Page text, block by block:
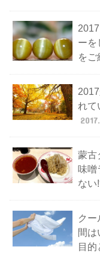
ーを
をご
れて
蒙古
味噌
ない
ク
間は
目的